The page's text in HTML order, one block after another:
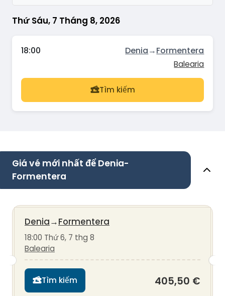
Thứ Sáu, 7 Tháng 8, 2026
18:00 Denia→Formentera
Balearia
Tìm kiếm
Giá vé mới nhất để Denia-
Formentera
Denia→Formentera
18:00 Thứ 6, 7 thg 8
Balearia
Tìm kiếm 405,50 €